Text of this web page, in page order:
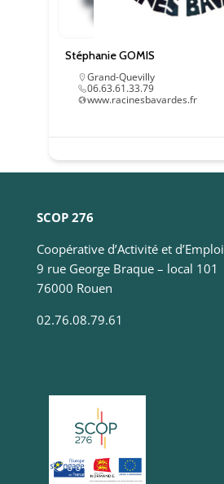
Stéphanie GOMIS
Grand-Quevilly
06.63.61.33.79
www.racinesbavardes.fr
SCOP 276
Coopérative d’Activité et d’Emploi
9 rue George Braque – local 101
76000 Rouen
02.76.08.79.61